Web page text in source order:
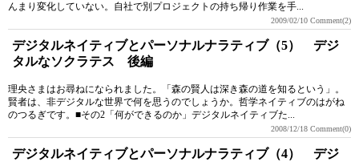
んまり変化していない。自社で別プロジェクトの持ち帰り作業を手...
2009/02/10 Comment(2)
デジタルネイティブとパーソナルナラティブ（5） デジ
タルなソクラテス 後編
理央さまはお尋ねになられました。「森の賢人は深き森の道を知るという」。
賢者は、非デジタルな世界で何を思うのでしょうか。哲学ネイティブのはがね
のつるぎです。■その2「何ができるのか」デジタルネイティブた...
2008/12/18 Comment(0)
デジタルネイティブとパーソナルナラティブ（4） デジ